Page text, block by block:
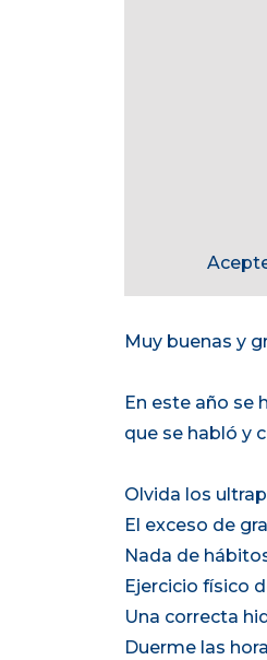
Muy buenas y
En este año se
que se habló y
Olvida los
El exceso de
Nada de
Ejercicio físico
Una correcta
Duerme las